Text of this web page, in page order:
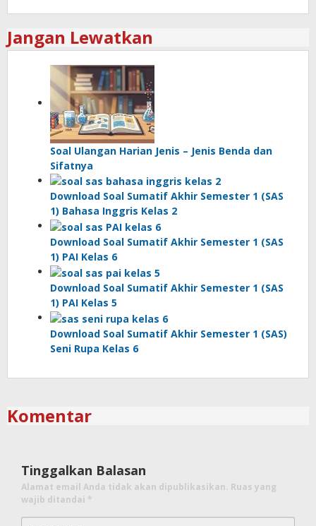
Jangan Lewatkan
Soal Ulangan Harian Jenis – Jenis Benda dan
Sifatnya
Download Soal Sumatif Akhir Semester 1 (SAS
1) Bahasa Inggris Kelas 2
Download Soal Sumatif Akhir Semester 1 (SAS
1) PAI Kelas 6
Download Soal Sumatif Akhir Semester 1 (SAS
1) PAI Kelas 5
Download Soal Sumatif Akhir Semester 1 (SAS)
Seni Rupa Kelas 6
Komentar
Tinggalkan Balasan
Alamat email Anda tidak akan dipublikasikan. Ruas yang
wajib ditandai *